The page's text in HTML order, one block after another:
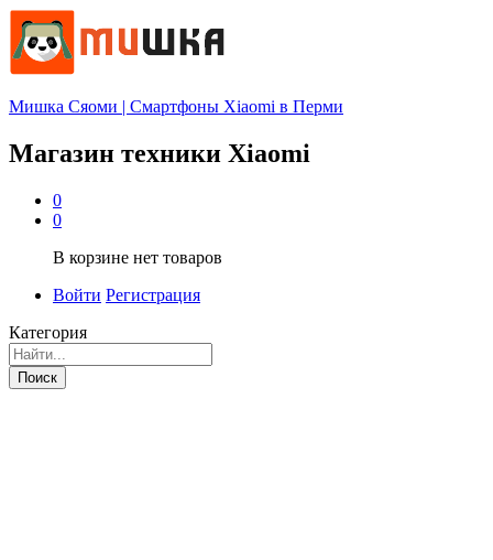
Мишка Сяоми | Смартфоны Xiaomi в Перми
Магазин техники Xiaomi
0
0
В корзине нет товаров
Войти Регистрация
Категория
Поиск